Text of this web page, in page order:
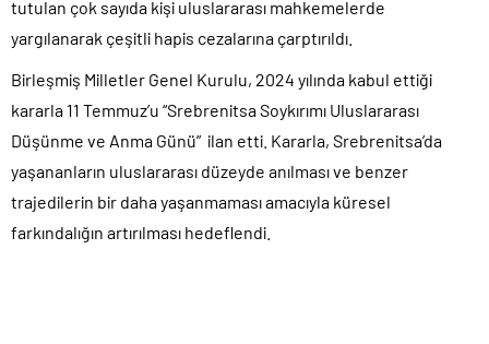
tutulan çok sayıda kişi uluslararası mahkemelerde
yargılanarak çeşitli hapis cezalarına çarptırıldı.
Birleşmiş Milletler Genel Kurulu, 2024 yılında kabul ettiği
kararla 11 Temmuz’u “Srebrenitsa Soykırımı Uluslararası
Düşünme ve Anma Günü” ilan etti. Kararla, Srebrenitsa’da
yaşananların uluslararası düzeyde anılması ve benzer
trajedilerin bir daha yaşanmaması amacıyla küresel
farkındalığın artırılması hedeflendi.